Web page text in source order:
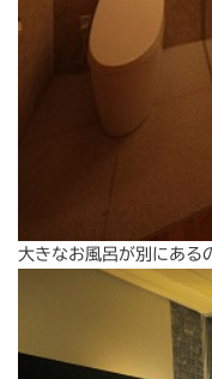
大きなお風呂が別にある